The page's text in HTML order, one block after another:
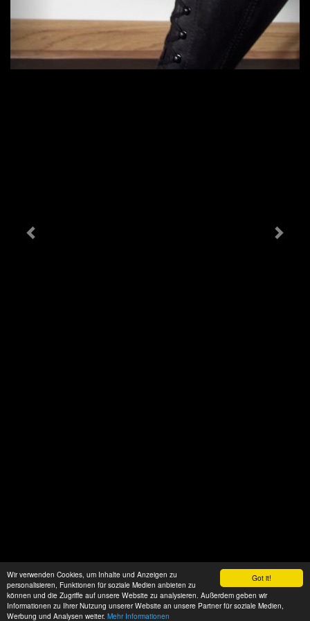
Got it!
Wir verwenden Cookies, um Inhalte und Anzeigen zu
personalisieren, Funktionen für soziale Medien anbieten zu
können und die Zugriffe auf unsere Website zu analysieren. Außerdem geben wir
Informationen zu Ihrer Nutzung unserer Website an unsere Partner für soziale Medien,
Werbung und Analysen weiter. Mehr Informationen